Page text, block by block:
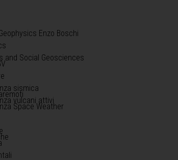
Enzo Boschi
and Social Geosciences
sismica
vulcani attivi
Space Weather